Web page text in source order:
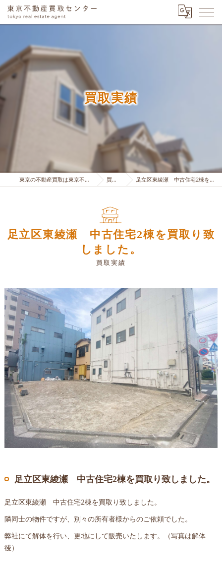
買取実績
東京の不動産買取は東京不動産買取センター 買取実績 足立区東綾瀬 中古住宅2棟を買取り致しました。
買取実績
足立区東綾瀬 中古住宅2棟を買取り致
しました。
足立区東綾瀬 中古住宅2棟を買取り致しました。
足立区東綾瀬 中古住宅2棟を買取り致しました。
隣同士の物件ですが、別々の所有者様からのご依頼でした。
弊社にて解体を行い、更地にして販売いたします。（写真は解体
後）